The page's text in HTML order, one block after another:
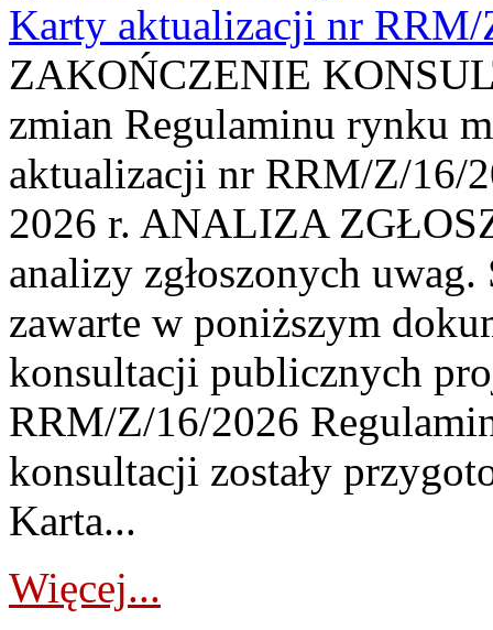
Karty aktualizacji nr
ZAKOŃCZENIE
zmian Regulaminu rynku
aktualizacji nr RRM/Z/16/
2026 r. ANALIZA
analizy zgłoszonych
zawarte w poniższym
konsultacji publicznych
RRM/Z/16/2026
konsultacji zostały
Karta...
Więcej...